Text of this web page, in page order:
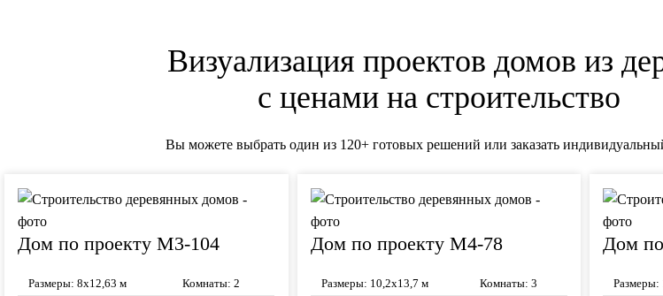
Визуализация проектов домов из
с ценами на строительство
Вы можете выбрать один из 120+ готовых решений или заказать
Дом по проекту М3-104
Размеры: 8х12,63 м Комнаты: 2
Дом по проекту М4-78
Размеры: 10,2х13,7 м Комнаты: 3
Дом
Размеры: